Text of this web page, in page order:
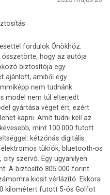
fordulok Önökhöz:
összetörte, hogy az autója
biztosítója egy
ajánlott, amiből egy
nem tudnánk
model nem túl elterjedt
gyártása véget ért, ezért
kapni. Amit tudni kell az
mint 100.000 futott
kétzónás digitális
tükrök, bluetooth-os
szervó. Egy ugyanilyen
A biztosító 805.000 forint
kicsit vérlázító. Ekkora
kilométert futott 5-ös Golfot